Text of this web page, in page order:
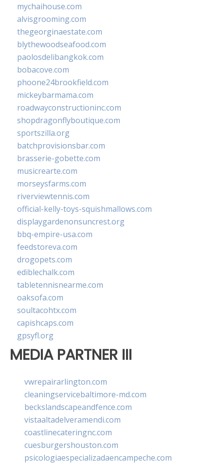
mychaihouse.com
alvisgrooming.com
thegeorginaestate.com
blythewoodseafood.com
paolosdelibangkok.com
bobacove.com
phoone24brookfield.com
mickeybarmama.com
roadwayconstructioninc.com
shopdragonflyboutique.com
sportszilla.org
batchprovisionsbar.com
brasserie-gobette.com
musicrearte.com
morseysfarms.com
riverviewtennis.com
official-kelly-toys-squishmallows.com
displaygardenonsuncrest.org
bbq-empire-usa.com
feedstoreva.com
drogopets.com
ediblechalk.com
tabletennisnearme.com
oaksofa.com
soultacohtx.com
capishcaps.com
gpsyfl.org
MEDIA PARTNER III
vwrepairarlington.com
cleaningservicebaltimore-md.com
beckslandscapeandfence.com
vistaaltadelveramendi.com
coastlinecateringnc.com
cuesburgershouston.com
psicologiaespecializadaencampeche.com